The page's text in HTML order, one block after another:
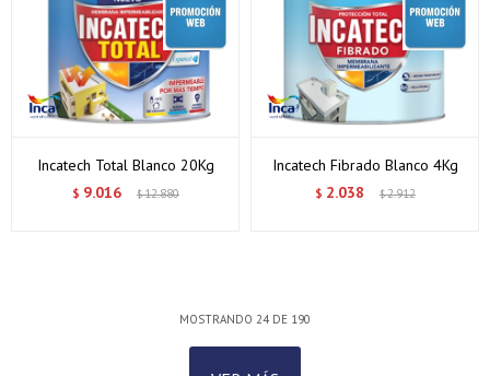
Incatech Total Blanco 20Kg
$ 9.016 $12.880
Incatech Fibrado Blanco 4Kg
$ 2.038 $2.912
MOSTRANDO 24DE 190